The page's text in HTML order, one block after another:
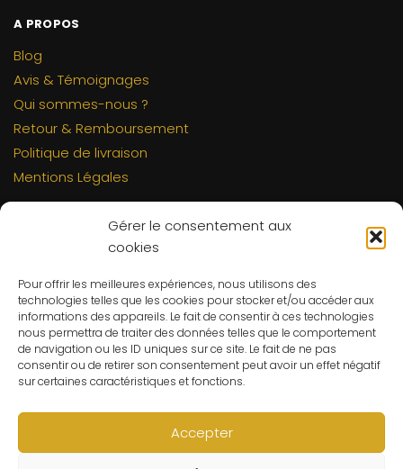
Gérer le consentement aux
cookies
Pour offrir les meilleures expériences, nous utilisons des
technologies telles que les cookies pour stocker et/ou accéder aux
informations des appareils. Le fait de consentir à ces technologies
nous permettra de traiter des données telles que le comportement
de navigation ou les ID uniques sur ce site. Le fait de ne pas
consentir ou de retirer son consentement peut avoir un effet négatif
sur certaines caractéristiques et fonctions.
Accepter
A PROPOS
Blog
Avis & Témoignages
Qui sommes-nous ?
Retour & Remboursement
Politique de livraison
Mentions Légales
Contact
C.G.V
Suivre ma commande
CONTACT
Un problème ? Une question ? Le Refuge du Sorcier™ est
à votre disposition 7j/7 et 24h/24.